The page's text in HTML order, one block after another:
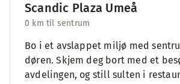
Scandic Plaza Umeå
0 km til sentrum
Bo i et avslappet miljø med
døren. Skjem deg bort med et
avdelingen, og still sulten i